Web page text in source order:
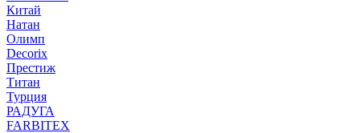
Китай
Натан
Олимп
Decorix
Престиж
Титан
Турция
РАДУГА
FARBITEX